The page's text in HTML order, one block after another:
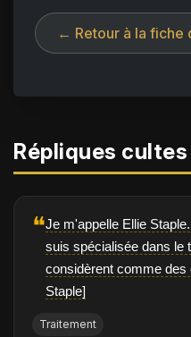
← Retour à la fiche
Répliques
❝Je m'appelle Ellie
suis spécialisée dans le
considèrent comme
Staple]
Traitement